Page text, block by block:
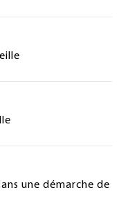
une démarche de